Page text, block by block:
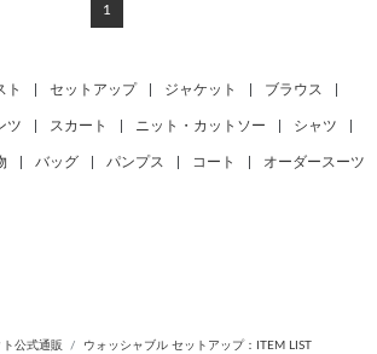
1
ト セットアップ ジャケット ブラウス
ツ スカート ニット・カットソー シャツ
バッグ パンプス コート オーダースーツ
ト公式通販 ウォッシャブル セットアップ：ITEM LIST